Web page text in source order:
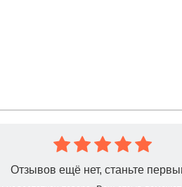
, один на клиента .
Отзывов ещё нет, станьте